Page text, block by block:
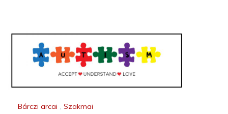
Bárczi arcai , Szakmai